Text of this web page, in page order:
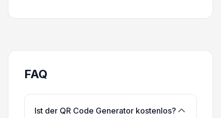
FAQ
Ist der QR Code Generator kostenlos?